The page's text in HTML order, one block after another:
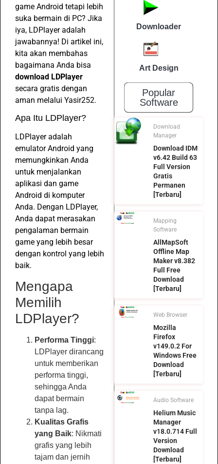
game Android tetapi lebih
suka bermain di PC? Jika
iya, LDPlayer adalah
jawabannya! Di artikel ini,
kita akan membahas
bagaimana Anda bisa
download LDPlayer
secara gratis dengan
aman melalui Yasir252.
Apa Itu LDPlayer?
LDPlayer adalah
emulator Android yang
memungkinkan Anda
untuk menjalankan
aplikasi dan game
Android di komputer
Anda. Dengan LDPlayer,
Anda dapat merasakan
pengalaman bermain
game yang lebih besar
dengan kontrol yang lebih
baik.
Mengapa
Memilih
LDPlayer?
Performa Tinggi:
LDPlayer dirancang
untuk memberikan
performa tinggi,
sehingga Anda
dapat bermain
tanpa lag.
Kualitas Grafis
yang Baik: Nikmati
grafis yang lebih
tajam dan jernih
Downloader
Art Design
Popular
Software
Download
Manager
Download IDM
v6.42 Build 63
Full Version
Gratis
Permanen
[Terbaru]
Mapping
Software
AllMapSoft
Offline Map
Maker v8.382
Full Free
Download
[Terbaru]
Web Browser
Mozilla
Firefox
v149.0.2 For
Windows Free
Download
[Terbaru]
Audio Software
Helium Music
Manager
v18.0.714 Full
Version
Download
[Terbaru]